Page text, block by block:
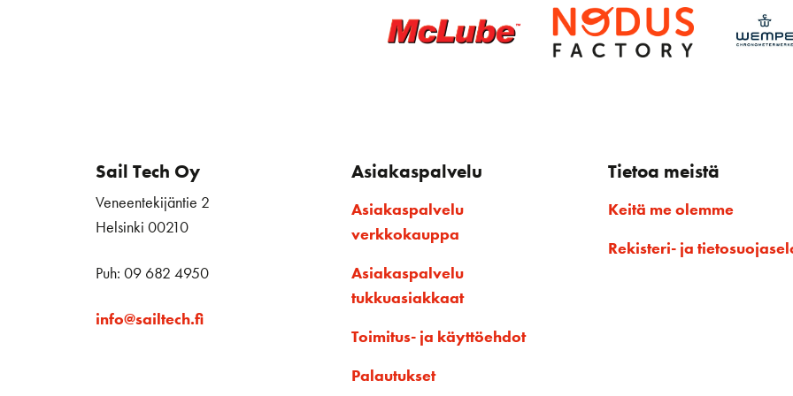
Sail Tech Oy
Veneentekijäntie 2
Helsinki 00210
Puh: 09 682 4950
info@sailtech.fi
Asiakaspalvelu
Asiakaspalvelu
verkkokauppa
Asiakaspalvelu
tukkuasiakkaat
Toimitus- ja käyttöehdot
Palautukset
Tietoa meistä
Keitä me olemme
Rekisteri- ja